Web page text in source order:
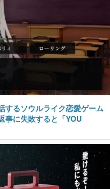
するソウルライク恋愛ゲーム
事に失敗すると「YOU